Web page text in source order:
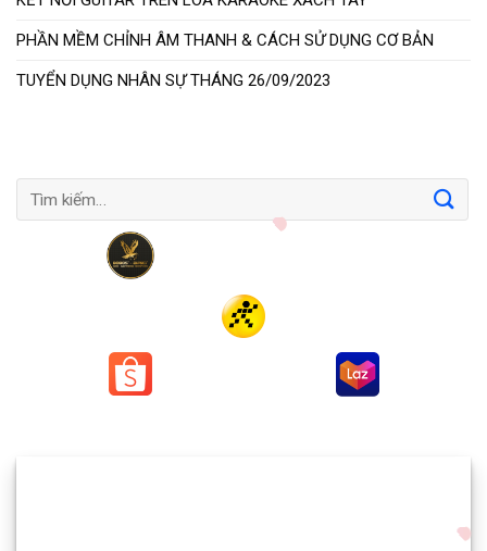
PHẦN MỀM CHỈNH ÂM THANH & CÁCH SỬ DỤNG CƠ BẢN
TUYỂN DỤNG NHÂN SỰ THÁNG 26/09/2023
Tìm
kiếm: